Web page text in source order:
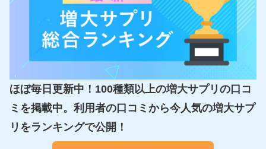
ほぼ毎日更新中！100種類以上の増大サプリの口コ
ミを掲載中。利用者の口コミから今人気の増大サプ
リをランキングで公開！